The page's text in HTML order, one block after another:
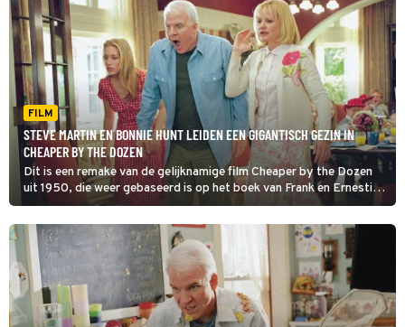
FILM
STEVE MARTIN EN BONNIE HUNT LEIDEN EEN GIGANTISCH GEZIN IN
CHEAPER BY THE DOZEN
Dit is een remake van de gelijknamige film Cheaper by the Dozen
uit 1950, die weer gebaseerd is op het boek van Frank en Ernestine
Gilbreth, een echtpaar dat in de jaren 40 ook echt een gezin met
twaalf kinderen had.